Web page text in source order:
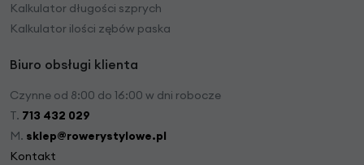
Kalkulator długości szprych
Kalkulator ilości zębów paska
Biuro obsługi klienta
Czynne od 8:00 do 16:00 w dni robocze
T. 713 432 029
M. sklep@rowerystylowe.pl
Kontakt